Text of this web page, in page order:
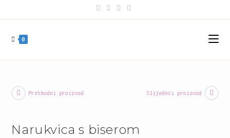
na
0
Prethodni proizvod Slijedeći proizvod
Narukvica s biserom